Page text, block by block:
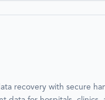
recovery with secure